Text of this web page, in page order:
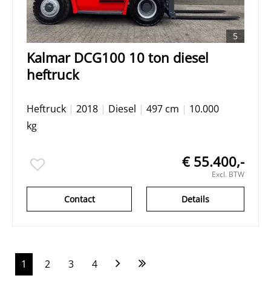
5
Kalmar DCG100 10 ton diesel
heftruck
Heftruck | 2018 | Diesel | 497 cm | 10.000
kg
€ 55.400,-
Excl. BTW
Details
Contact
1 2 3 4